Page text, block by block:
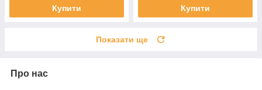
Купити Купити
Показати ще
Про нас